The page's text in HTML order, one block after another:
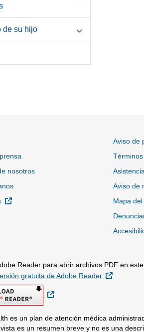
de su hijo
nosotros
Sitio Externo
Aviso de
Aviso de
Mapa del
Reader para abrir archivos PDF en este
gratuita de Adobe Reader.
Sitio
Sitio Externo
es un plan de atención médica
es un resumen breve y no es una